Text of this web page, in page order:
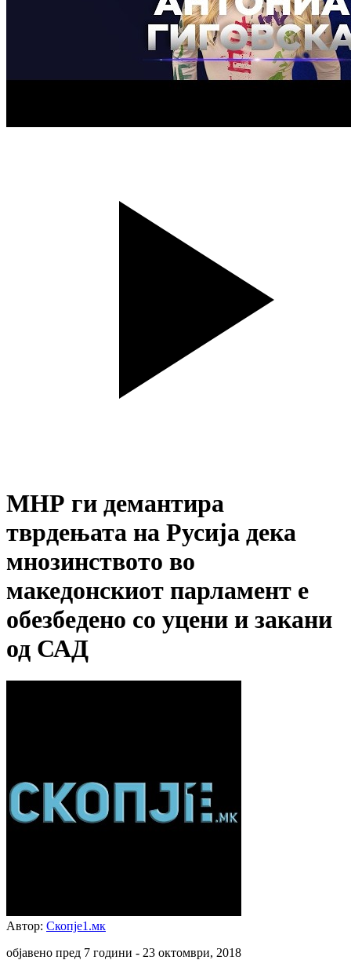
МНР ги демантира
тврдењата на Русија дека
мнозинството во
македонскиот парламент е
обезбедено со уцени и закани
од САД
Автор: Скопје1.мк
објавено пред 7 години - 23 октомври, 2018